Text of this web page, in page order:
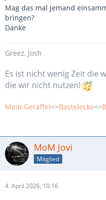
Mag das mal Jemand
bringen?
Danke
Greez, Josh
Es ist nicht wenig Zeit die
die wir nicht nutzen!
Mein Geraffel<>Bastelecke<>
MoM Jovi
Mitglied
4. April 2026, 10:16